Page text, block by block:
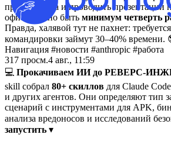
пространства и проводить презентации
офисе нужно быть минимум четверть
Правда, халявой тут не пахнет: требуется
командировки займут 30–40%
Навигация #новости #anthropic #работа
317 просм.4 авг., 11:59
💻 Прокачиваем ИИ до РЕВЕРС-
skill собрал 80+ скиллов для Claude
и других агентов. Они определяют тип
сценарий с инструментами для APK,
анализа вредоносов и исследований
запустить ▾